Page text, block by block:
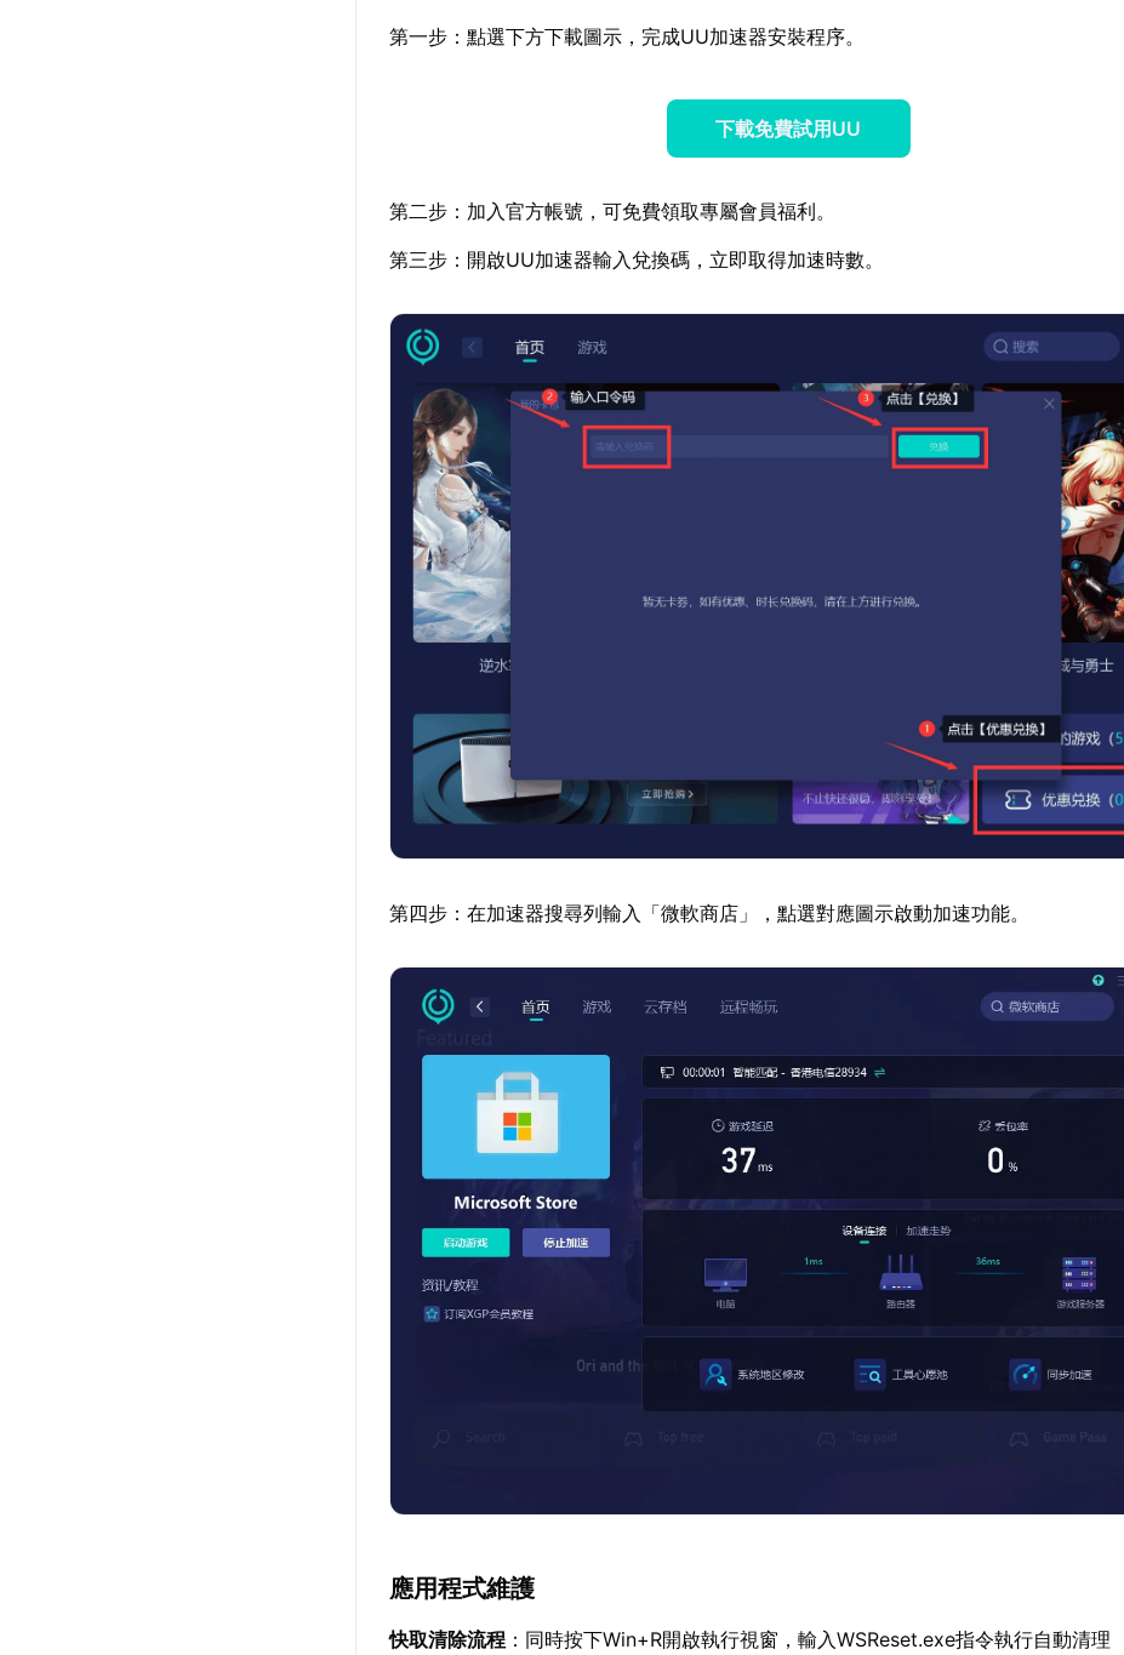
第一步：點選下方下載圖示，完成UU加速器安裝程序。
下載免費試用UU
第二步：加入官方帳號，可免費領取專屬會員福利。
第三步：開啟UU加速器輸入兌換碼，立即取得加速時數。
第四步：在加速器搜尋列輸入「微軟商店」，點選對應圖示啟動加速功能。
應用程式維護
快取清除流程 ：同時按下Win+R開啟執行視窗，輸入WSReset.exe指令執行自動清理